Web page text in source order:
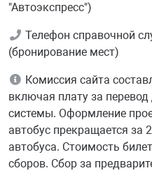
"Автоэкспресс")
Телефон справочной
(бронирование мест)
Комиссия сайта
включая плату за
системы. Оформление
автобус прекращается за
автобуса. Стоимость
сборов. Сбор за